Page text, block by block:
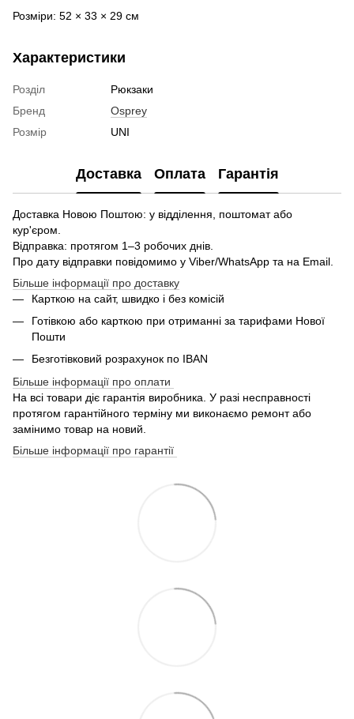
Розміри: 52 × 33 × 29 см
Характеристики
Розділ
Рюкзаки
Бренд
Osprey
Розмір
UNI
Доставка Оплата Гарантія
Доставка Новою Поштою: у відділення, поштомат або
кур'єром.
Відправка: протягом 1–3 робочих днів.
Про дату відправки повідомимо у Viber/WhatsApp та на Email.
Більше інформації про доставку
Карткою на сайт, швидко і без комісій
Готівкою або карткою при отриманні за тарифами Нової
Пошти
Безготівковий розрахунок по IBAN
Більше інформації про оплати
На всі товари діє гарантія виробника. У разі несправності
протягом гарантійного терміну ми виконаємо ремонт або
замінимо товар на новий.
Більше інформації про гарантії